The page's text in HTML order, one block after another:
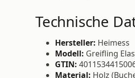
Technische
Hersteller: Heimess
Modell: Greifling
GTIN:
Material: Holz